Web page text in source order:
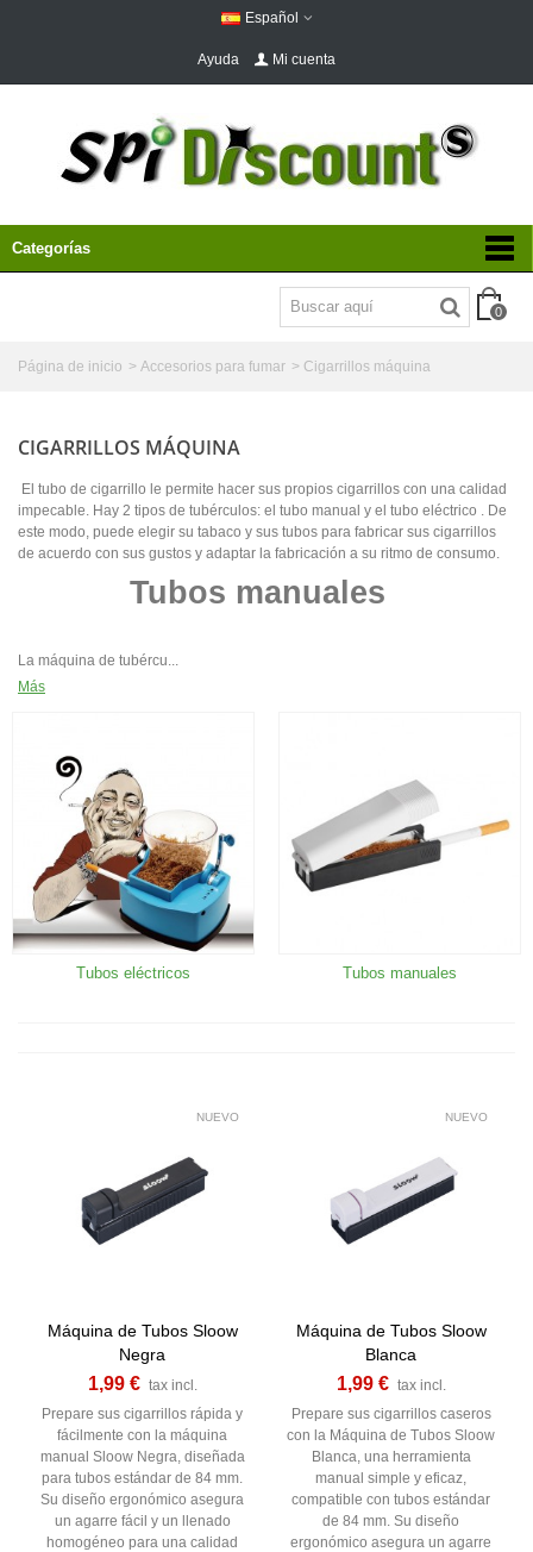
Español
Ayuda Mi cuenta
Categorías
0
Página de inicio > Accesorios para fumar > Cigarrillos máquina
CIGARRILLOS MÁQUINA
El tubo de cigarrillo le permite hacer sus propios cigarrillos con una calidad
impecable. Hay 2 tipos de tubérculos: el tubo manual y el tubo eléctrico . De
este modo, puede elegir su tabaco y sus tubos para fabricar sus cigarrillos
de acuerdo con sus gustos y adaptar la fabricación a su ritmo de consumo.
Tubos manuales
La máquina de tubércu...
Más
Tubos eléctricos Tubos manuales
NUEVO
Máquina de Tubos Sloow
Negra
1,99 € tax incl.
Prepare sus cigarrillos rápida y
fácilmente con la máquina
manual Sloow Negra, diseñada
para tubos estándar de 84 mm.
Su diseño ergonómico asegura
un agarre fácil y un llenado
homogéneo para una calidad
NUEVO
Máquina de Tubos Sloow
Blanca
1,99 € tax incl.
Prepare sus cigarrillos caseros
con la Máquina de Tubos Sloow
Blanca, una herramienta
manual simple y eficaz,
compatible con tubos estándar
de 84 mm. Su diseño
ergonómico asegura un agarre